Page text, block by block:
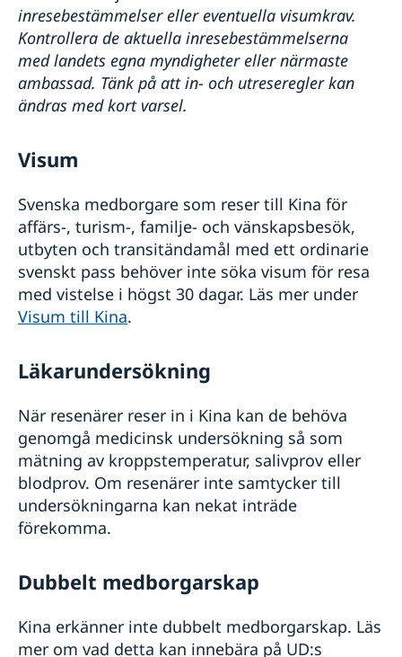
inresebestämmelser eller eventuella visumkrav.
Kontrollera de aktuella inresebestämmelserna
med landets egna myndigheter eller närmaste
ambassad. Tänk på att in- och utreseregler kan
ändras med kort varsel.
Visum
Svenska medborgare som reser till Kina för
affärs-, turism-, familje- och vänskapsbesök,
utbyten och transitändamål med ett ordinarie
svenskt pass behöver inte söka visum för resa
med vistelse i högst 30 dagar. Läs mer under
Visum till Kina.
Läkarundersökning
När resenärer reser in i Kina kan de behöva
genomgå medicinsk undersökning så som
mätning av kroppstemperatur, salivprov eller
blodprov. Om resenärer inte samtycker till
undersökningarna kan nekat inträde
förekomma.
Dubbelt medborgarskap
Kina erkänner inte dubbelt medborgarskap. Läs
mer om vad detta kan innebära på UD:s